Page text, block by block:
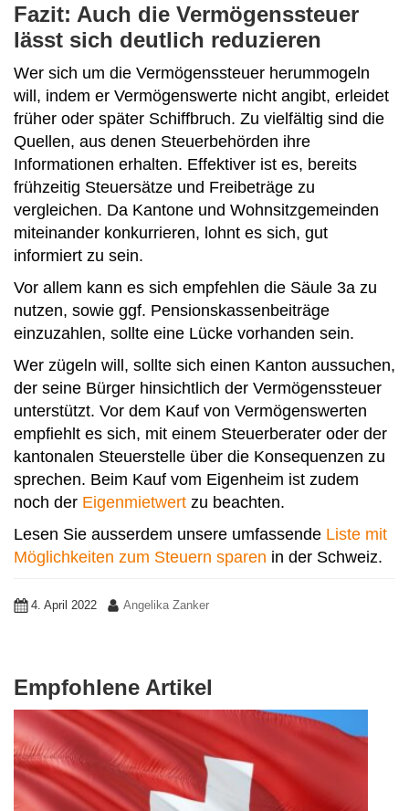
Fazit: Auch die Vermögenssteuer
lässt sich deutlich reduzieren
Wer sich um die Vermögenssteuer herummogeln
will, indem er Vermögenswerte nicht angibt, erleidet
früher oder später Schiffbruch. Zu vielfältig sind die
Quellen, aus denen Steuerbehörden ihre
Informationen erhalten. Effektiver ist es, bereits
frühzeitig Steuersätze und Freibeträge zu
vergleichen. Da Kantone und Wohnsitzgemeinden
miteinander konkurrieren, lohnt es sich, gut
informiert zu sein.
Vor allem kann es sich empfehlen die Säule 3a zu
nutzen, sowie ggf. Pensionskassenbeiträge
einzuzahlen, sollte eine Lücke vorhanden sein.
Wer zügeln will, sollte sich einen Kanton aussuchen,
der seine Bürger hinsichtlich der Vermögenssteuer
unterstützt. Vor dem Kauf von Vermögenswerten
empfiehlt es sich, mit einem Steuerberater oder der
kantonalen Steuerstelle über die Konsequenzen zu
sprechen. Beim Kauf vom Eigenheim ist zudem
noch der Eigenmietwert zu beachten.
Lesen Sie ausserdem unsere umfassende Liste mit
Möglichkeiten zum Steuern sparen in der Schweiz.
4. April 2022 Angelika Zanker
Empfohlene Artikel